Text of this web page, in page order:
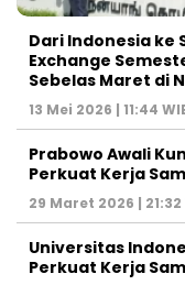
Dari Indonesia ke
Exchange
Sebelas Maret di
13 Mei 2026 | 11:44
Prabowo Awali
Perkuat Kerja
29 Maret 2026 | 21:32
Universitas
Perkuat Kerja